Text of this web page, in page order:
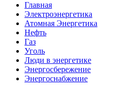
Главная
Электроэнергетика
Атомная Энергетика
Нефть
Газ
Уголь
Люди в энергетике
Энергосбережение
Энергоснабжение